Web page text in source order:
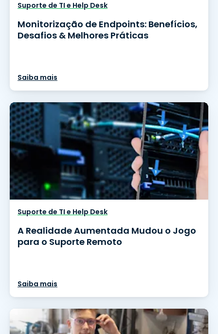
Suporte de TI e Help Desk
Monitorização de Endpoints: Benefícios,
Desafios & Melhores Práticas
Saiba mais
Suporte de TI e Help Desk
A Realidade Aumentada Mudou o Jogo
para o Suporte Remoto
Saiba mais